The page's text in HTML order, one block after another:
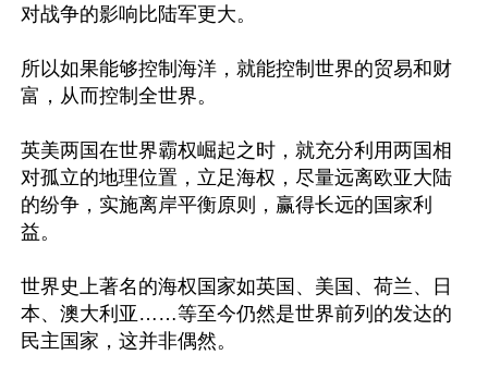
对战争的影响比陆军更大。
所以如果能够控制海洋，就能控制世界的贸易和财
富，从而控制全世界。
英美两国在世界霸权崛起之时，就充分利用两国相
对孤立的地理位置，立足海权，尽量远离欧亚大陆
的纷争，实施离岸平衡原则，赢得长远的国家利
益。
世界史上著名的海权国家如英国、美国、荷兰、日
本、澳大利亚……等至今仍然是世界前列的发达的
民主国家，这并非偶然。